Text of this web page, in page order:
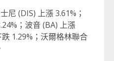
尼 (DIS) 上漲 3.61%；
；波音 (BA) 上漲
1.29%；沃爾格林聯合